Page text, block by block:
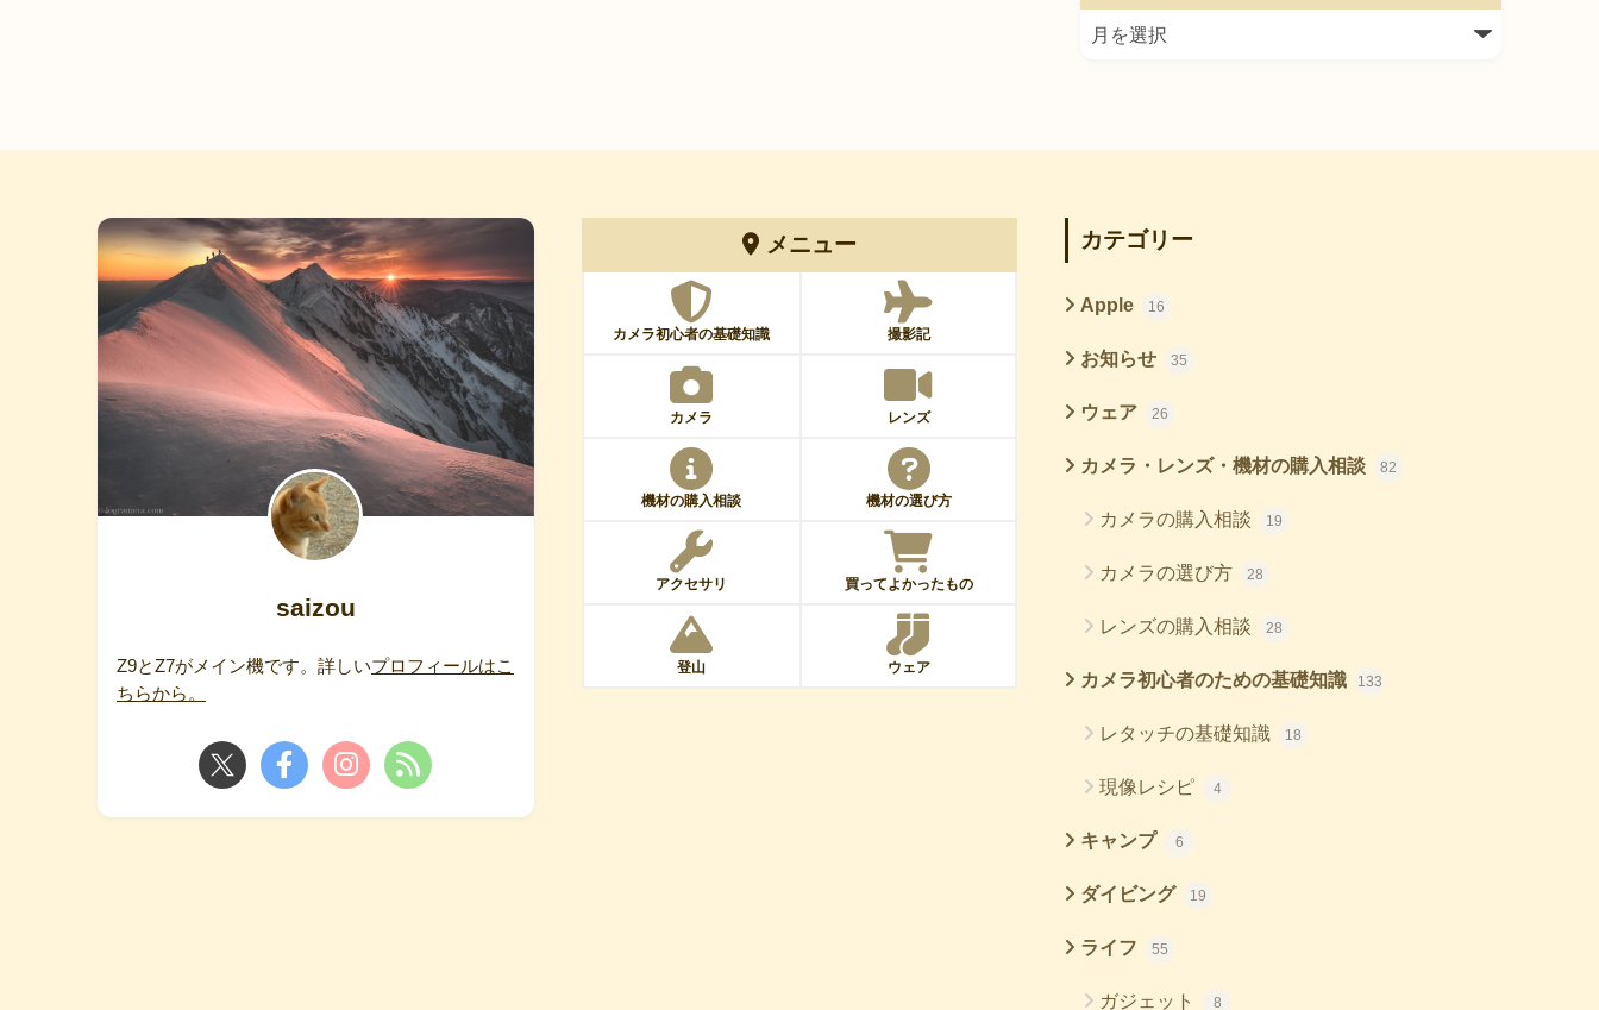
saizou
Z9とZ7がメイン機です。詳しいプロフィールはこ
ちらから。
メニュー
カメラ初心者の基礎知識 撮影記
カメラ レンズ
機材の購入相談 機材の選び方
アクセサリ 買ってよかったもの
登山 ウェア
カテゴリー
Apple 16
お知らせ 35
ウェア 26
カメラ・レンズ・機材の購入相談 82
カメラの購入相談 19
カメラの選び方 28
レンズの購入相談 28
カメラ初心者のための基礎知識 133
レタッチの基礎知識 18
現像レシピ 4
キャンプ 6
ダイビング 19
ライフ 55
ガジェット 8